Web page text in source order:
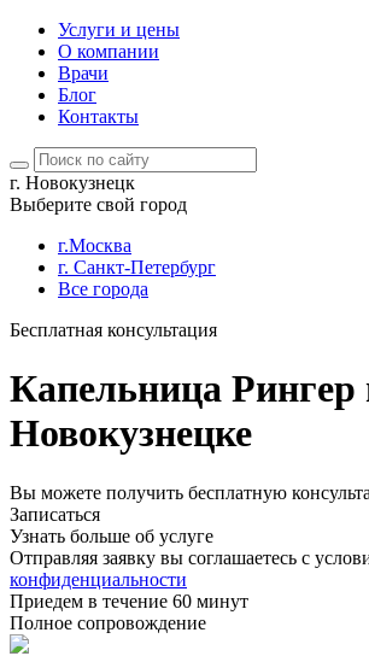
Услуги и цены
О компании
Врачи
Блог
Контакты
г. Новокузнецк
Выберите свой город
г.Москва
г. Санкт-Петербург
Все города
Бесплатная консультация
Капельница Рингер
Новокузнецке
Вы можете получить бесплатную
Записаться
Узнать больше об услуге
Отправляя заявку вы соглашаетесь с
конфиденциальности
Приедем в течение 60 минут
Полное сопровождение